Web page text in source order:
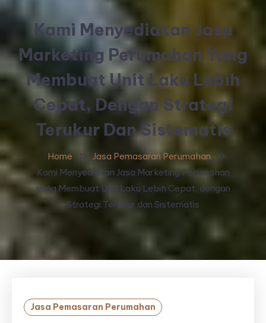
Kami Menyediakan Jasa
Marketing Perumahan Yang
Membuat Unit Laku Lebih
Cepat, Dengan Strategi
Terukur Dan Sistematis
Home
Jasa Pemasaran Perumahan
Kami Menyediakan Jasa Marketing Perumahan
yang Membuat Unit Laku Lebih Cepat, dengan
Strategi Terukur dan Sistematis
Jasa Pemasaran Perumahan